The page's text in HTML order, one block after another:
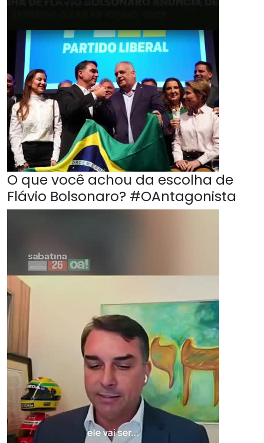
O que você achou da escolha de
Flávio Bolsonaro? #OAntagonista